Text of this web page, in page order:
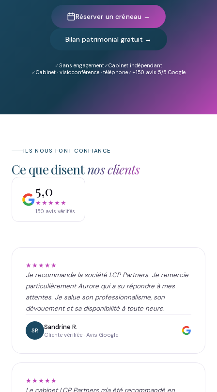
Réserver un créneau →
Bilan patrimonial gratuit →
Sans engagement
Cabinet indépendant
Cabinet · visioconférence · téléphone
+150 avis 5/5 Google
ILS NOUS FONT CONFIANCE
Ce que disentnos clients
5,0
★★★★★
150 avis vérifiés
★★★★★
Je recommande la société LCP Partners. Je remercie
particulièrement Aurore qui a su répondre à mes
attentes. Je salue son professionnalisme, son
dévouement et sa disponibilité à toute heure.
SR Sandrine R.
Cliente vérifiée · Avis Google
★★★★★
Le cabinet LCP Partners m'a été recommandé en